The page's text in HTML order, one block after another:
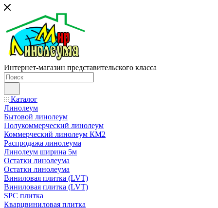
Интернет-магазин представительского класса
Каталог
Линолеум
Бытовой линолеум
Полукоммерческий линолеум
Коммерческий линолеум КМ2
Распродажа линолеума
Линолеум ширина 5м
Остатки линолеума
Остатки линолеума
Виниловая плитка (LVT)
Виниловая плитка (LVT)
SPC плитка
Кварцвиниловая плитка